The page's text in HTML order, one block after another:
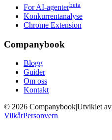
For AI-agenterbeta
Konkurrentanalyse
Chrome Extension
Companybook
Blogg
Guider
Om oss
Kontakt
© 2026 CompanybookUtviklet av
VilkårPersonvern